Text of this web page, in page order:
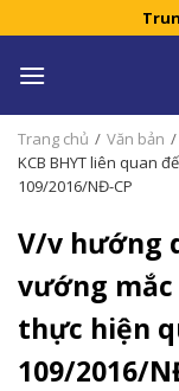
to
content
Trang chủ / Văn bản /
KCB BHYT liên quan
109/2016/NĐ-CP
V/v hướng
vướng mắc
thực hiện
109/2016/